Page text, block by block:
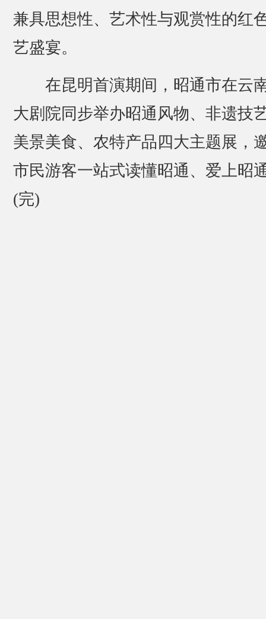
兼具思想性、艺术性与观赏性的红
艺盛宴。
在昆明首演期间，昭通市在云
大剧院同步举办昭通风物、非遗技
美景美食、农特产品四大主题展，
市民游客一站式读懂昭通、爱上昭
(完)